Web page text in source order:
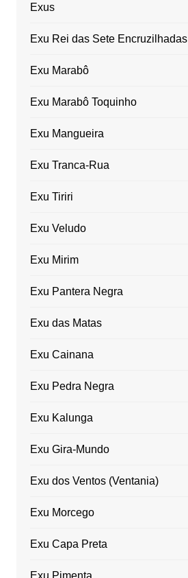
Exus
Exu Rei das Sete Encruzilhadas
Exu Marabô
Exu Marabô Toquinho
Exu Mangueira
Exu Tranca-Rua
Exu Tiriri
Exu Veludo
Exu Mirim
Exu Pantera Negra
Exu das Matas
Exu Cainana
Exu Pedra Negra
Exu Kalunga
Exu Gira-Mundo
Exu dos Ventos (Ventania)
Exu Morcego
Exu Capa Preta